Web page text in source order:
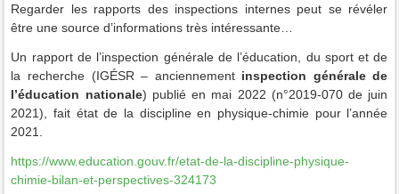
Regarder les rapports des inspections internes peut se révéler
être une source d’informations très intéressante…
Un rapport de l’inspection générale de l’éducation, du sport et de
la recherche (IGÉSR – anciennement inspection générale de
l’éducation nationale) publié en mai 2022 (n°2019-070 de juin
2021), fait état de la discipline en physique-chimie pour l’année
2021.
https://www.education.gouv.fr/etat-de-la-discipline-physique-
chimie-bilan-et-perspectives-324173